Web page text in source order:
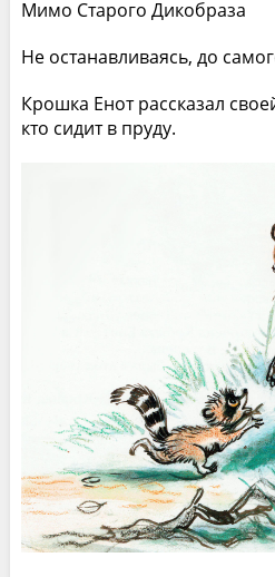
Мимо Старого Дикобраза
Не останавливаясь, до
Крошка Енот рассказал
кто сидит в пруду.